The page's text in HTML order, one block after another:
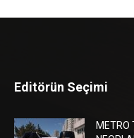
Editörün Seçimi
METRO